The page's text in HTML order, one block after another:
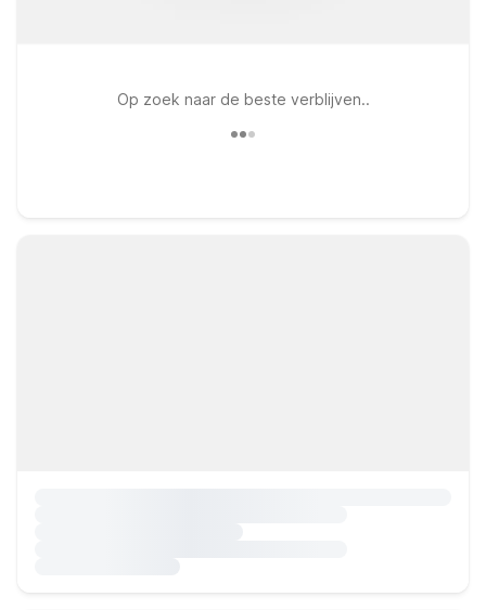
Op zoek naar de beste verblijven..